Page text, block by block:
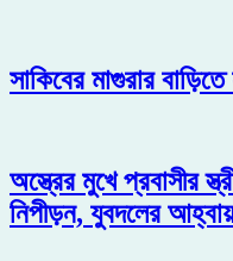
সাকিবের মাগুরার
অস্ত্রের মুখে প্রবাসীর
নিপীড়ন, যুবদলের